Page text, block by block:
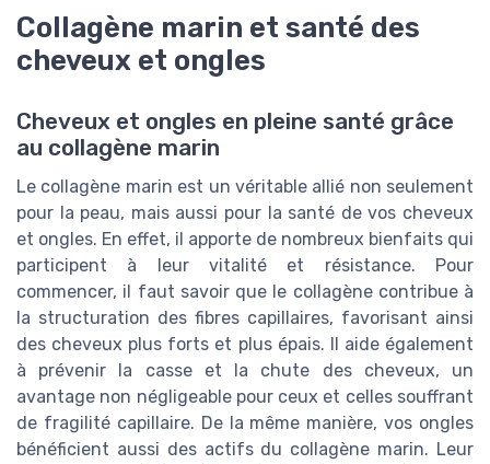
Collagène marin et santé des
cheveux et ongles
Cheveux et ongles en pleine santé grâce
au collagène marin
Le collagène marin est un véritable allié non seulement
pour la peau, mais aussi pour la santé de vos cheveux
et ongles. En effet, il apporte de nombreux bienfaits qui
participent à leur vitalité et résistance. Pour
commencer, il faut savoir que le collagène contribue à
la structuration des fibres capillaires, favorisant ainsi
des cheveux plus forts et plus épais. Il aide également
à prévenir la casse et la chute des cheveux, un
avantage non négligeable pour ceux et celles souffrant
de fragilité capillaire. De la même manière, vos ongles
bénéficient aussi des actifs du collagène marin. Leur